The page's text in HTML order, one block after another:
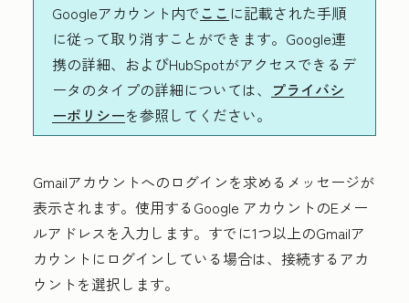
Googleアカウント内でここ に記載された手順
に従って取り消すことができます。Google連
携の詳細、およびHubSpotがアクセスできるデ
ータのタイプの詳細については、 プライバシ
ーポリシーを参照してください。
Gmailアカウントへのログインを求めるメッセージが
表示されます。使用するGoogle アカウントのEメー
ルアドレスを入力します。すでに1つ以上のGmailア
カウントにログインしている場合は、接続するアカ
ウントを選択します。